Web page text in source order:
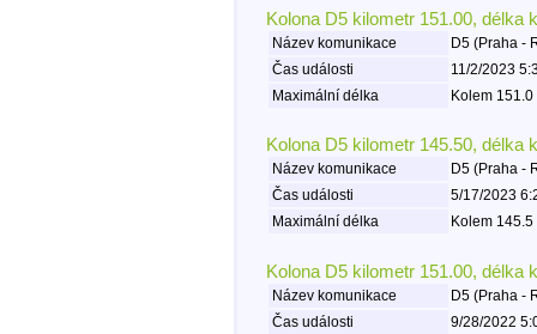
Kolona D5 kilometr 151.00, délka
Název komunikace
D5 (Praha -
Čas události
11/2/2023
Maximální délka
Kolem
Kolona D5 kilometr 145.50, délka
Název komunikace
D5 (Praha -
Čas události
5/17/2023
Maximální délka
Kolem
Kolona D5 kilometr 151.00, délka
Název komunikace
D5 (Praha -
Čas události
9/28/2022